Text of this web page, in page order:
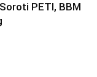
PETI, BBM